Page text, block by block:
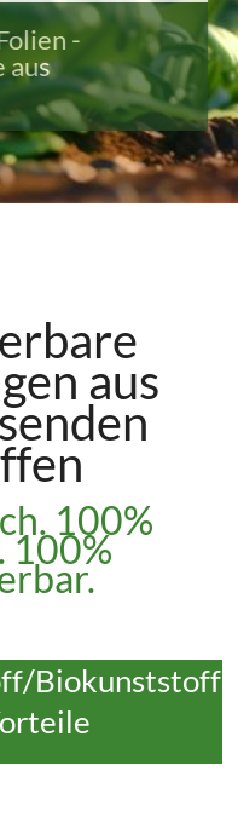
-
aus
aus
100%
100%
Biokunststoff